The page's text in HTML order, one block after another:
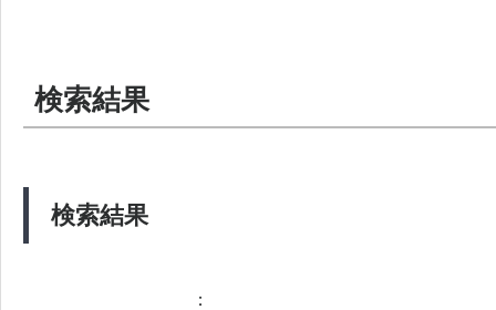
検索結果
検索結果
：